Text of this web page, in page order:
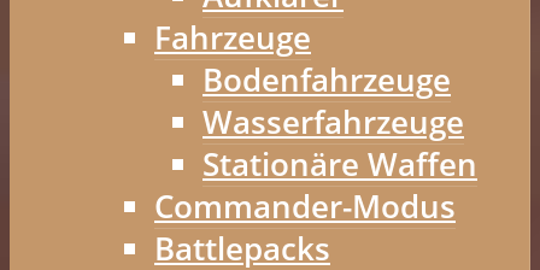
Fahrzeuge
Bodenfahrzeuge
Wasserfahrzeuge
Stationäre Waffen
Commander-Modus
Battlepacks